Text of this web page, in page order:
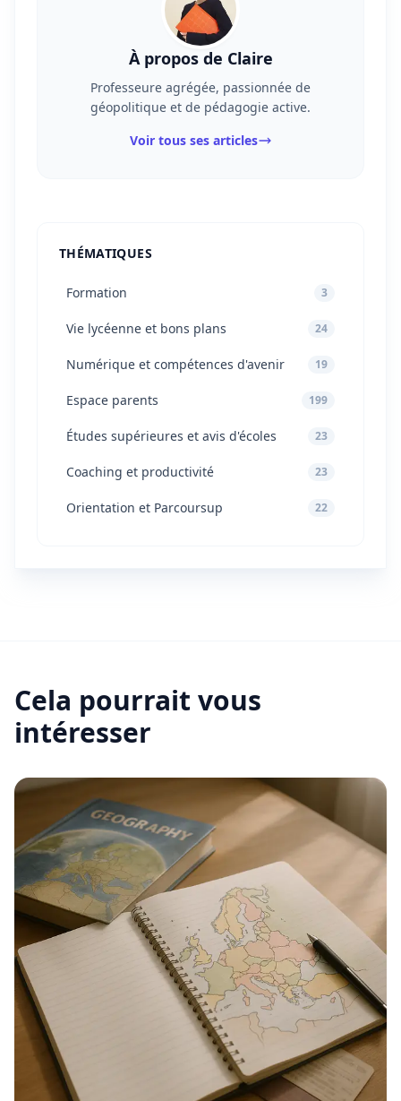
À propos de Claire
Professeure agrégée, passionnée de
géopolitique et de pédagogie active.
Voir tous ses articles
THÉMATIQUES
Formation 3
Vie lycéenne et bons plans 24
Numérique et compétences d'avenir 19
Espace parents 199
Études supérieures et avis d'écoles 23
Coaching et productivité 23
Orientation et Parcoursup 22
Cela pourrait vous
intéresser